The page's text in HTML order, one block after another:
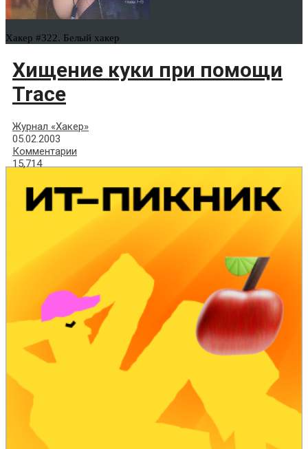
Хакер #322. Белый хакер
Хищение куки при помощи
Trace
Журнал «Хакер»
05.02.2003
Комментарии
15,714